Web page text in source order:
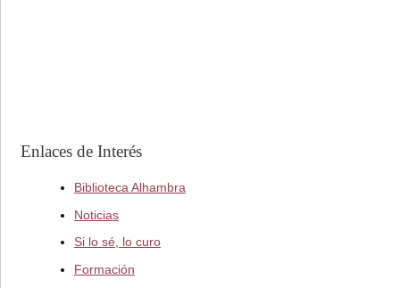
Enlaces de Interés
Biblioteca Alhambra
Noticias
Si lo sé, lo curo
Formación